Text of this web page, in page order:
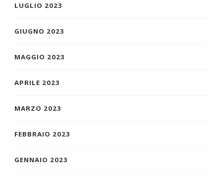
LUGLIO 2023
GIUGNO 2023
MAGGIO 2023
APRILE 2023
MARZO 2023
FEBBRAIO 2023
GENNAIO 2023